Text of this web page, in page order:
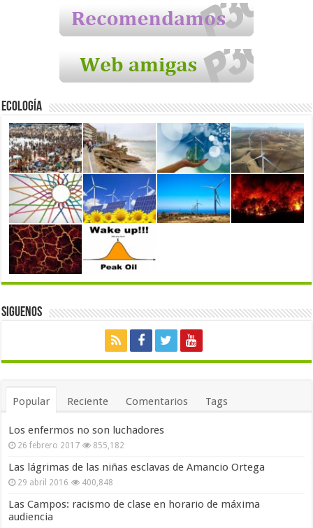
Ecología
Siguenos
Popular Reciente Comentarios Tags
Los enfermos no son luchadores
26 febrero 2017 855,182
Las lágrimas de las niñas esclavas de Amancio Ortega
29 abril 2016 400,848
Las Campos: racismo de clase en horario de máxima
audiencia